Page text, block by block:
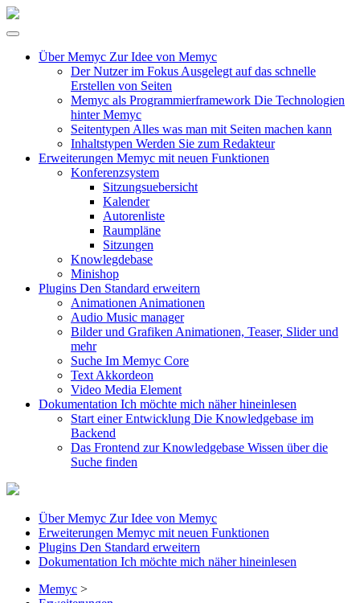
Über Memyc Zur Idee von Memyc
Der Nutzer im Fokus Ausgelegt auf das schnelle
Erstellen von Seiten
Memyc als Programmierframework Die Technologien
hinter Memyc
Seitentypen Alles was man mit Seiten machen kann
Inhaltstypen Werden Sie zum Redakteur
Erweiterungen Memyc mit neuen Funktionen
Konferenzsystem
Sitzungsuebersicht
Kalender
Autorenliste
Raumpläne
Sitzungen
Knowlegdebase
Minishop
Plugins Den Standard erweitern
Animationen Animationen
Audio Music manager
Bilder und Grafiken Animationen, Teaser, Slider und
mehr
Suche Im Memyc Core
Text Akkordeon
Video Media Element
Dokumentation Ich möchte mich näher hineinlesen
Start einer Entwicklung Die Knowledgebase im
Backend
Das Frontend zur Knowledgebase Wissen über die
Suche finden
Über Memyc Zur Idee von Memyc
Erweiterungen Memyc mit neuen Funktionen
Plugins Den Standard erweitern
Dokumentation Ich möchte mich näher hineinlesen
Memyc >